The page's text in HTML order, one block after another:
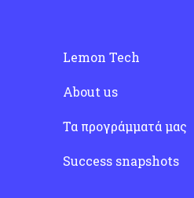
Lemon Tech
About us
Τα προγράμματά μας
Success snapshots